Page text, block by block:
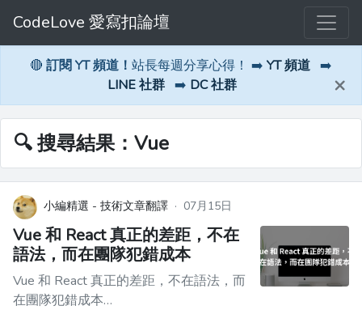
CodeLove 愛寫扣論壇
🔴 訂閱 YT 頻道！ 站長每週分享心得！ ➡️ YT 頻道 ➡️
LINE 社群 ➡️ DC 社群 ×
🔍 搜尋結果：Vue
小編精選 - 技術文章翻譯 · 07月15日
Vue 和 React 真正的差距，不在
語法，而在團隊犯錯成本
Vue 和 React 真正的差距，不在語法，而
在團隊犯錯成本